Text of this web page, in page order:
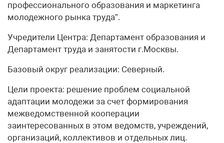
профессионального образования и маркетинга
молодежного рынка труда”.
Учредители Центра: Департамент образования и
Департамент труда и занятости г.Москвы.
Базовый округ реализации: Северный.
Цели проекта: решение проблем социальной
адаптации молодежи за счет формирования
межведомственной кооперации
заинтересованных в этом ведомств, учреждений,
организаций, коллективов и отдельных лиц.